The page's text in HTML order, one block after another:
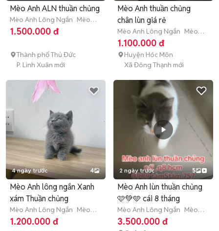
Mèo Anh ALN thuần chủng
Mèo Anh Lông Ngắn Mèo
con (dưới 3 tháng tuổi)
1.500.000 đ
Thành phố Thủ Đức
P. Linh Xuân mới
Mèo Anh thuần chủng
chân lùn giá rẻ
Mèo Anh Lông Ngắn Mèo
con (dưới 3 tháng tuổi)
1.100.000 đ
Huyện Hóc Môn
Xã Đông Thạnh mới
4 ngày trước 4
Mèo Anh lông ngắn Xanh
xám Thuần chủng
Mèo Anh Lông Ngắn Mèo
con (dưới 3 tháng tuổi)
1.200.000 đ
2 ngày trước 5
Mèo Anh lùn thuần chủng
🩷💚🩵 cái 8 tháng
Mèo Anh Lông Ngắn Mèo
nhỏ (dưới 1 năm tuổi)
3.500.000 đ